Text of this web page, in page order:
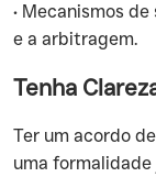
‍• Mecanismos
e a arbitragem.
Tenha
‍Ter um acordo
uma